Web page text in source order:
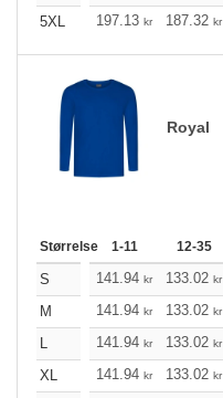
5XL
197.13 kr 187.32 kr
Royal
Størrelse 1-11 12-35
S 141.94 kr 133.02 kr
M
141.94 kr 133.02 kr
L
141.94 kr 133.02 kr
XL
141.94 kr 133.02 kr